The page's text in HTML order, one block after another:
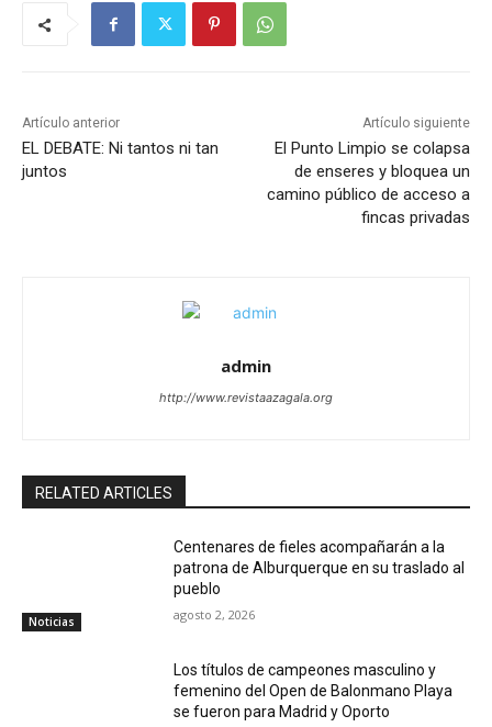
Artículo anterior
EL DEBATE: Ni tantos ni tan
juntos
Artículo siguiente
El Punto Limpio se colapsa
de enseres y bloquea un
camino público de acceso a
fincas privadas
admin
http://www.revistaazagala.org
RELATED ARTICLES
Noticias
Centenares de fieles acompañarán a la
patrona de Alburquerque en su traslado al
pueblo
agosto 2, 2026
Los títulos de campeones masculino y
femenino del Open de Balonmano Playa
se fueron para Madrid y Oporto